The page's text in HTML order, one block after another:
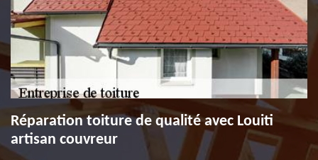
Réparation toiture de qualité avec Louiti
artisan couvreur